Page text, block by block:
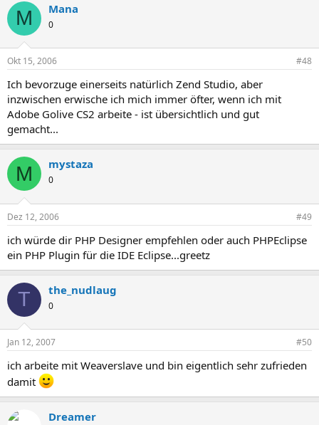
M Mana
0
Okt 15, 2006 #48
Ich bevorzuge einerseits natürlich Zend Studio, aber
inzwischen erwische ich mich immer öfter, wenn ich mit
Adobe Golive CS2 arbeite - ist übersichtlich und gut
gemacht...
M mystaza
0
Dez 12, 2006 #49
ich würde dir PHP Designer empfehlen oder auch PHPEclipse
ein PHP Plugin für die IDE Eclipse...greetz
T the_nudlaug
0
Jan 12, 2007 #50
ich arbeite mit Weaverslave und bin eigentlich sehr zufrieden
damit
Dreamer